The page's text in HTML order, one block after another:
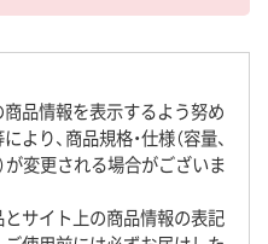
品情報を表示するよう努め
り、商品規格・仕様（容量、
が変更される場合がございま
とサイト上の商品情報の表記